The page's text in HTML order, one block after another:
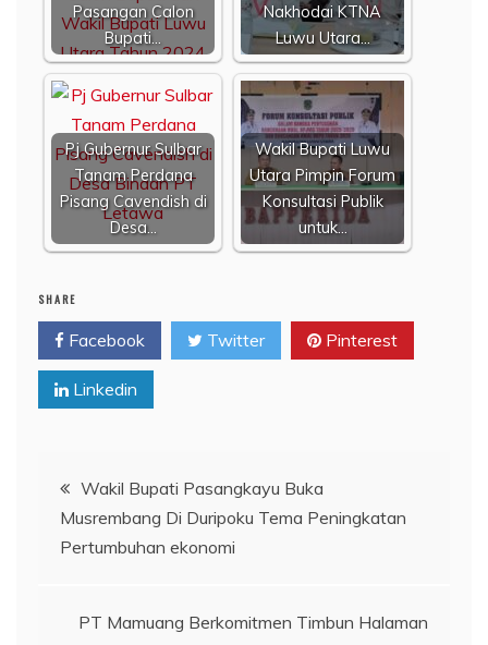
Pasangan Calon
Bupati…
Nakhodai KTNA
Luwu Utara…
Pj Gubernur Sulbar
Tanam Perdana
Pisang Cavendish di
Desa…
Wakil Bupati Luwu
Utara Pimpin Forum
Konsultasi Publik
untuk…
SHARE
Facebook Twitter Pinterest
Linkedin
Navigasi
pos
Wakil Bupati Pasangkayu Buka
Musrembang Di Duripoku Tema Peningkatan
Pertumbuhan ekonomi
PT Mamuang Berkomitmen Timbun Halaman